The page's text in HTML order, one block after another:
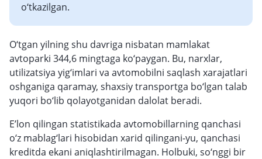
o‘tkazilgan.
O‘tgan yilning shu davriga nisbatan mamlakat
avtoparki 344,6 mingtaga ko‘paygan. Bu, narxlar,
utilizatsiya yig‘imlari va avtomobilni saqlash xarajatlari
oshganiga qaramay, shaxsiy transportga bo‘lgan talab
yuqori bo‘lib qolayotganidan dalolat beradi.
E’lon qilingan statistikada avtomobillarning qanchasi
o‘z mablag‘lari hisobidan xarid qilingani-yu, qanchasi
kreditda ekani aniqlashtirilmagan. Holbuki, so‘nggi bir